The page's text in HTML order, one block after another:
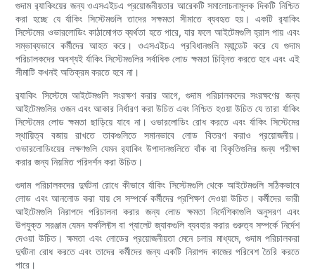
গুদাম র‌্যাকিংয়ের জন্য ওএসএইচএ প্রয়োজনীয়তার আরেকটি সমালোচনামূলক দিকটি নিশ্চিত
করা হচ্ছে যে র্যাকিং সিস্টেমগুলি তাদের সক্ষমতা সীমাতে ব্যবহৃত হয়। একটি র‌্যাকিং
সিস্টেমের ওভারলোডিং কাঠামোগত ব্যর্থতা হতে পারে, যার ফলে আইটেমগুলি হ্রাস পায় এবং
সম্ভাব্যভাবে কর্মীদের আহত করে। ওএসএইচএ প্রবিধানগুলি ম্যান্ডেট করে যে গুদাম
পরিচালকদের অবশ্যই র্যাকিং সিস্টেমগুলির সর্বাধিক লোড ক্ষমতা চিহ্নিত করতে হবে এবং এই
সীমাটি কখনই অতিক্রম করতে হবে না।
র‌্যাকিং সিস্টেমে আইটেমগুলি সংরক্ষণ করার আগে, গুদাম পরিচালকদের সংরক্ষণের জন্য
আইটেমগুলির ওজন এবং আকার নির্ধারণ করা উচিত এবং নিশ্চিত হওয়া উচিত যে তারা র্যাকিং
সিস্টেমের লোড ক্ষমতা ছাড়িয়ে যাবে না। ওভারলোডিং রোধ করতে এবং র্যাকিং সিস্টেমের
স্থায়িত্ব বজায় রাখতে তাকগুলিতে সমানভাবে লোড বিতরণ করাও প্রয়োজনীয়।
ওভারলোডিংয়ের লক্ষণগুলি যেমন র‌্যাকিং উপাদানগুলিতে বাঁক বা বিকৃতিগুলির জন্য পরীক্ষা
করার জন্য নিয়মিত পরিদর্শন করা উচিত।
গুদাম পরিচালকদের দুর্ঘটনা রোধে কীভাবে র্যাকিং সিস্টেমগুলি থেকে আইটেমগুলি সঠিকভাবে
লোড এবং আনলোড করা যায় সে সম্পর্কে কর্মীদের প্রশিক্ষণ দেওয়া উচিত। কর্মীদের ভারী
আইটেমগুলি নিরাপদে পরিচালনা করার জন্য লোড ক্ষমতা নির্দেশিকাগুলি অনুসরণ এবং
উপযুক্ত সরঞ্জাম যেমন ফর্কলিফ্টস বা প্যালেট জ্যাকগুলি ব্যবহার করার গুরুত্ব সম্পর্কে নির্দেশ
দেওয়া উচিত। ক্ষমতা এবং লোডের প্রয়োজনীয়তা মেনে চলার মাধ্যমে, গুদাম পরিচালকরা
দুর্ঘটনা রোধ করতে এবং তাদের কর্মীদের জন্য একটি নিরাপদ কাজের পরিবেশ তৈরি করতে
পারে।